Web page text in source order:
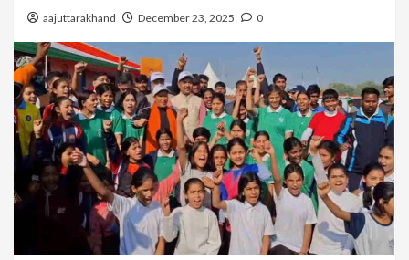
aajuttarakhand December 23, 2025 0